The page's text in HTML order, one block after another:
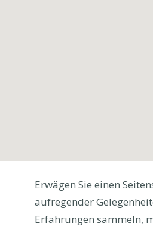
Erwägen Sie einen
aufregender
Erfahrungen sammeln,